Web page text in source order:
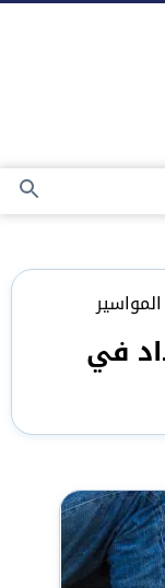
بحث
في